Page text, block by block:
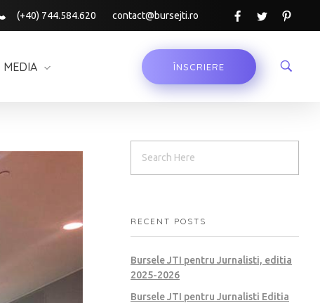
(+40) 744.584.620 contact@bursejti.ro
ÎNSCRIERE
MEDIA
RECENT POSTS
Bursele JTI pentru Jurnalisti, editia
2025-2026
Bursele JTI pentru Jurnalisti Editia